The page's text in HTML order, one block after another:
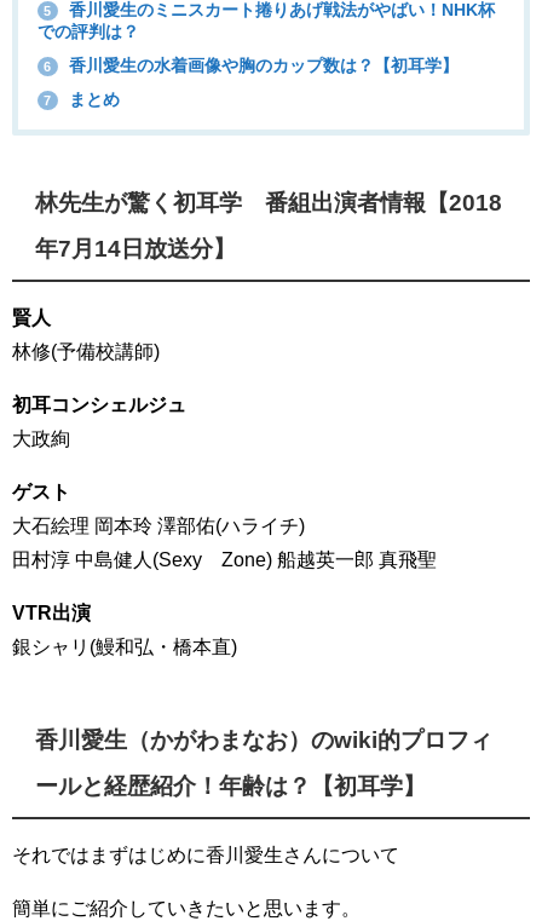
5
香川愛生のミニスカート捲りあげ戦法がやばい！NHK杯
での評判は？
6 香川愛生の水着画像や胸のカップ数は？【初耳学】
7 まとめ
林先生が驚く初耳学 番組出演者情報【2018
年7月14日放送分】
賢人
林修(予備校講師)
初耳コンシェルジュ
大政絢
ゲスト
大石絵理 岡本玲 澤部佑(ハライチ)
田村淳 中島健人(Sexy Zone) 船越英一郎 真飛聖
VTR出演
銀シャリ(鰻和弘・橋本直)
香川愛生（かがわまなお）のwiki的プロフィ
ールと経歴紹介！年齢は？【初耳学】
それではまずはじめに香川愛生さんについて
簡単にご紹介していきたいと思います。